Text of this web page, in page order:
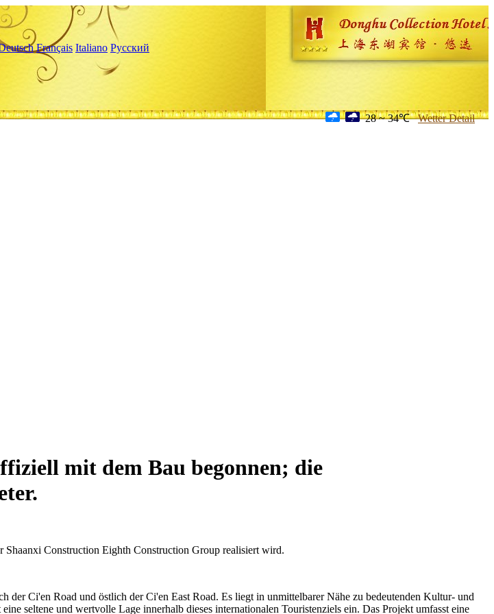
Français Italiano Русский
28 ~ 34℃ Wetter Detail
mit dem Bau begonnen; die
Construction Eighth Construction Group realisiert wird.
Ci'en Road und östlich der Ci'en East Road. Es liegt in unmittelbarer Nähe zu bedeutenden Kultur- und
seltene und wertvolle Lage innerhalb dieses internationalen Touristenziels ein. Das Projekt umfasst eine